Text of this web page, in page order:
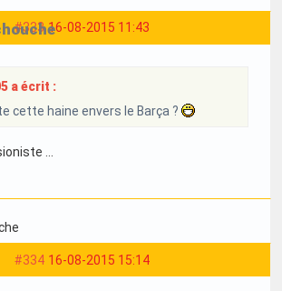
#333 16-08-2015 11:43
a écrit :
cette haine envers le Barça ?
...
#334 16-08-2015 15:14